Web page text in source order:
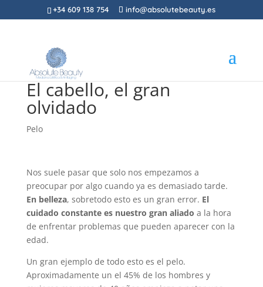
+34 609 138 754 info@absolutebeauty.es
El cabello, el gran
olvidado
Pelo
Nos suele pasar que solo nos empezamos a
preocupar por algo cuando ya es demasiado tarde.
En belleza, sobretodo esto es un gran error. El
cuidado constante es nuestro gran aliado a la hora
de enfrentar problemas que pueden aparecer con la
edad.
Un gran ejemplo de todo esto es el pelo.
Aproximadamente un el 45% de los hombres y